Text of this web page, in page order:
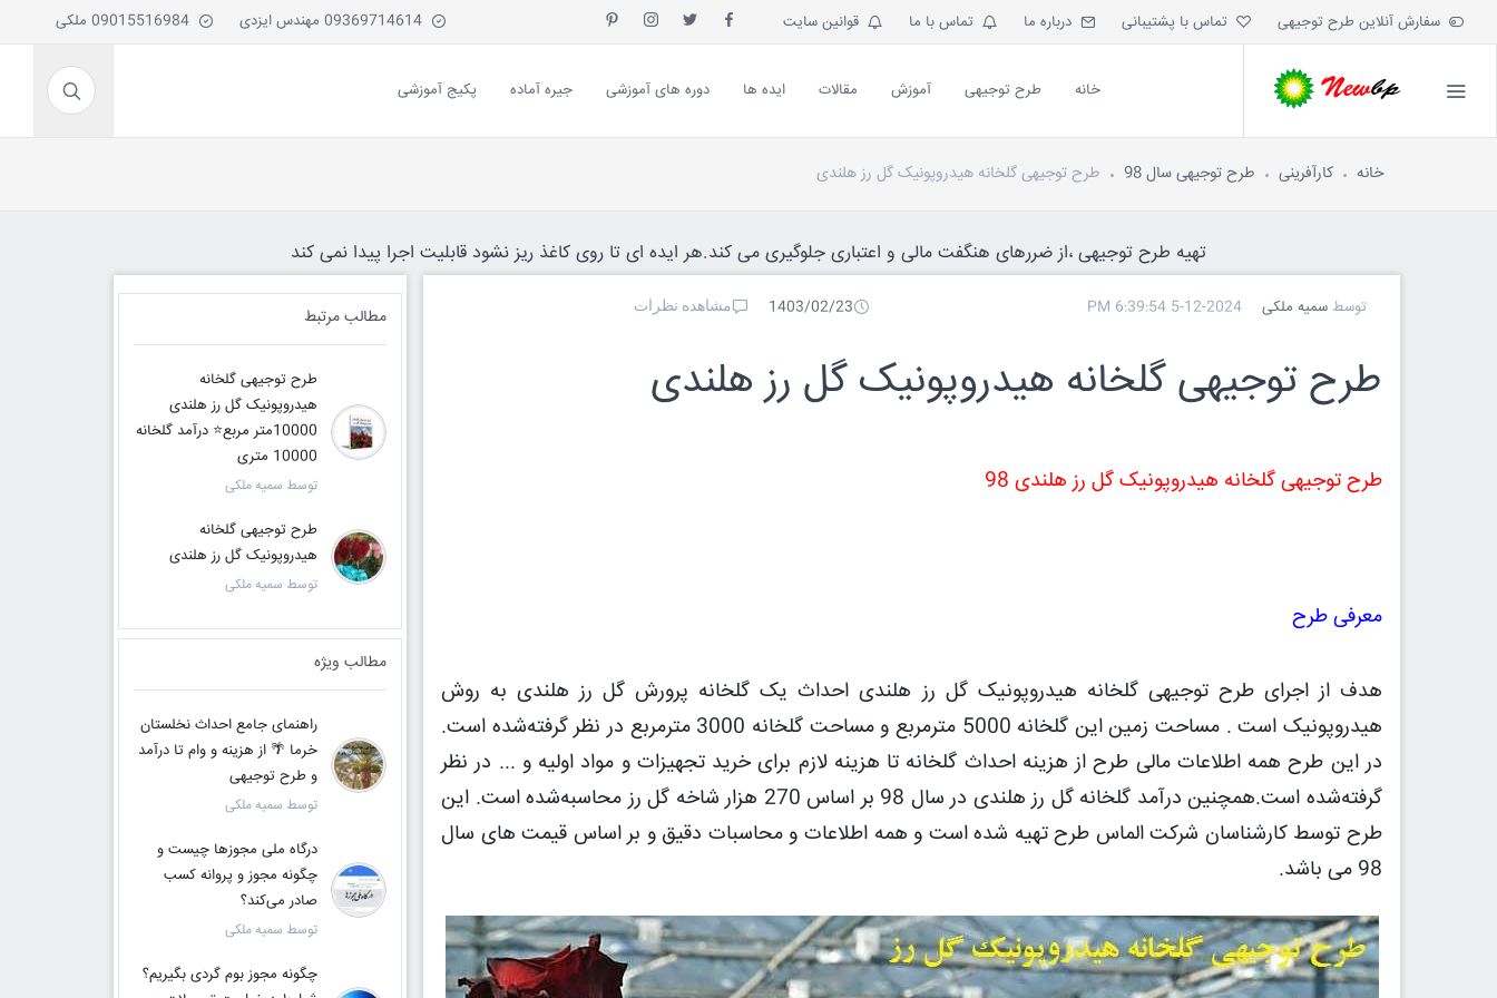
سفارش آنلاین طرح توجیهی تماس با پشتیبانی درباره ما تماس با ما قوانین سایت
خانه طرح توجیهی آموزش مقالات ایده ها دوره های آموزشی جیره آماده پکیج آموزشی
خانه کارآفرینی طرح توجیهی سال 98 طرح توجیهی گلخانه هیدروپونیک گل رز هلندی
تهیه طرح توجیهی ،از ضررهای هنگفت مالی و اعتباری جلوگیری می کند.هر ایده ای تا روی کاغذ ریز نشود قابلیت اجرا پیدا نمی کند
توسط سمیه ملکی 5-12-2024 6:39:54 PM
1403/02/23 مشاهده نظرات
طرح توجیهی گلخانه هیدروپونیک گل رز هلندی
طرح توجیهی گلخانه هیدروپونیک گل رز هلندی 98
معرفی طرح
هدف از اجرای طرح توجیهی گلخانه هیدروپونیک گل رز هلندی احداث یک گلخانه پرورش گل رز هلندی به روش
هیدروپونیک است . مساحت زمین این گلخانه 5000 مترمربع و مساحت گلخانه 3000 مترمربع در نظر گرفته‌شده است.
در این طرح همه اطلاعات مالی طرح از هزینه احداث گلخانه تا هزینه لازم برای خرید تجهیزات و مواد اولیه و ... در نظر
گرفته‌شده است.همچنین درآمد گلخانه گل رز هلندی در سال 98 بر اساس 270 هزار شاخه گل رز محاسبه‌شده است. این
طرح توسط کارشناسان شرکت الماس طرح تهیه شده است و همه اطلاعات و محاسبات دقیق و بر اساس قیمت های سال
98 می باشد.
مطالب مرتبط
طرح توجیهی گلخانه
هیدروپونیک گل رز هلندی
10000متر مربع⭐️ درآمد گلخانه
10000 متری
توسط سمیه ملکی
طرح توجیهی گلخانه
هیدروپونیک گل رز هلندی
توسط سمیه ملکی
مطالب ویژه
راهنمای جامع احداث نخلستان
خرما 🌴 از هزینه و وام تا درآمد
و طرح توجیهی
توسط سمیه ملکی
درگاه ملی مجوزها چیست و
چگونه مجوز و پروانه کسب
صادر می‌کند؟
توسط سمیه ملکی
چگونه مجوز بوم گردی بگیریم؟